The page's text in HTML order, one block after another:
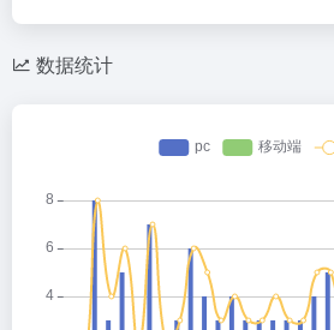
数据统计